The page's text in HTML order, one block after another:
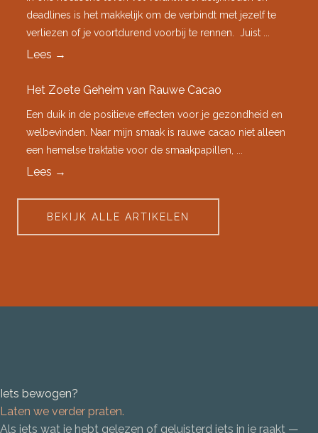
deadlines is het makkelijk om de verbindt met jezelf te
verliezen of je voortdurend voorbij te rennen. Juist ...
Lees →
Het Zoete Geheim van Rauwe Cacao
Een duik in de positieve effecten voor je gezondheid en
welbevinden. Naar mijn smaak is rauwe cacao niet alleen
een hemelse traktatie voor de smaakpapillen, ...
Lees →
BEKIJK ALLE ARTIKELEN
Iets bewogen?
Laten we verder praten.
Als iets wat je hebt gelezen of geluisterd iets in je raakt —